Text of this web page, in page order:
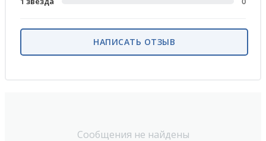
Сообщения не найдены
НАПИСАТЬ ОТЗЫВ